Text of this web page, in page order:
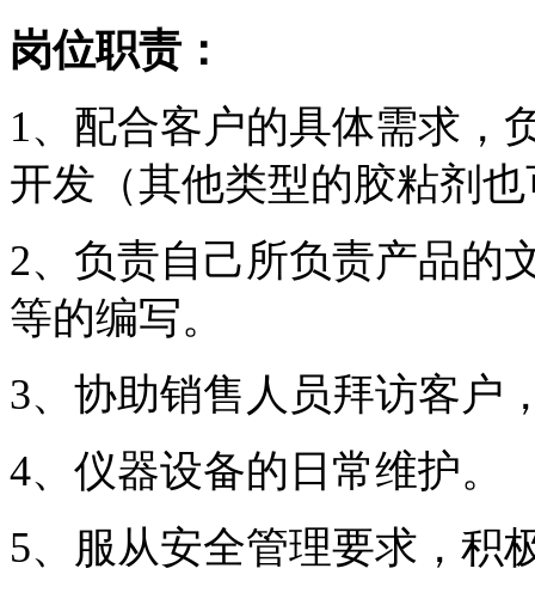
岗位职责：
1、配合客户的具体需求，
开发（其他类型的胶粘剂
2、负责自己所负责产品的
等的编写。
3、协助销售人员拜访客户
4、仪器设备的日常维护。
5、服从安全管理要求，积